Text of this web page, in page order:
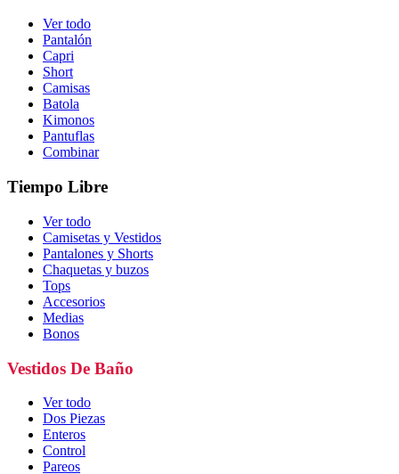
Ver todo
Pantalón
Capri
Short
Camisas
Batola
Kimonos
Pantuflas
Combinar
Tiempo Libre
Ver todo
Camisetas y Vestidos
Pantalones y Shorts
Chaquetas y buzos
Tops
Accesorios
Medias
Bonos
Vestidos De Baño
Ver todo
Dos Piezas
Enteros
Control
Pareos